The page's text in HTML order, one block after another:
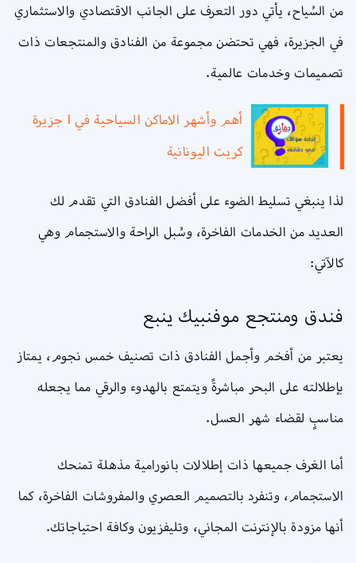
من السُياح، يأتي دور التعرف على الجانب الاقتصادي والاستثماري
في الجزيرة، فهي تحتضن مجموعة من الفنادق والمنتجعات ذات
تصميمات وخدمات عالمية.
أهم وأشهر الاماكن السياحية في l جزيرة
كريت اليونانية
لذا ينبغي تسليط الضوء على أفضل الفنادق التي تقدم لك
العديد من الخدمات الفاخرة، وسُبل الراحة والاستجمام وهي
كالآتي:
فندق ومنتجع موفنبيك ينبع
يعتبر من أفخم وأجمل الفنادق ذات تصنيف خمس نجوم، يمتاز
بإطلالته على البحر مباشرةً ويتمتع بالهدوء والرقي مما يجعله
مناسبٍ لقضاء شهر العسل.
أما الغرف جميعها ذات إطلالات بانورامية مذهلة تمنحك
الاستجمام، وتنفرد بالتصميم العصري والمفروشات الفاخرة، كما
أنها مزودة بالإنترنت المجاني، وتليفزيون وكافة احتياجاتك.